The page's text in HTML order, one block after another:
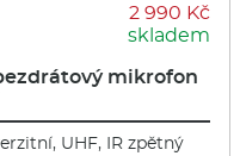
2 990 Kč
skladem
mikrofon
UHF, IR zpětný